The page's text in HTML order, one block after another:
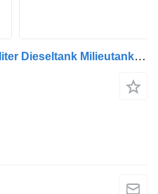
Western IBC Western 2143 liter Dieseltank Milieutank met handpomp